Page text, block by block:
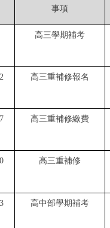
事項
高三學期補考
高三重補修報名
高三重補修繳費
高三重補修
高中部學期補考